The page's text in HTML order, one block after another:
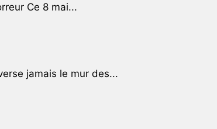
Ce 8 mai...
jamais le mur des...